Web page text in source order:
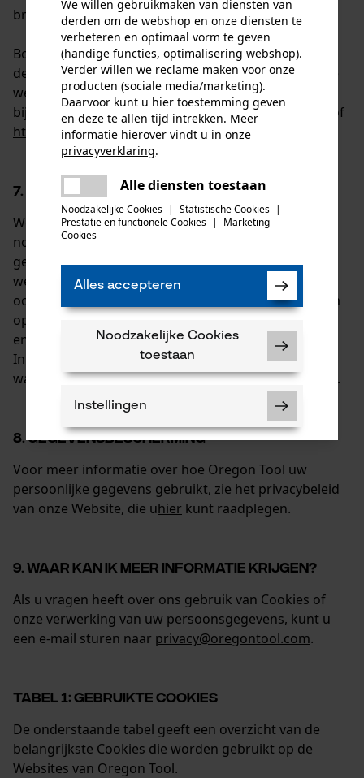
browser.
Bovendien geven de meeste advertentienetwerken u
de mogelijkheid om gerichte advertenties expliciet te
weigeren. Meer informatie hierover vindt u
bijvoorbeeld ophttp://www.aboutads.info/choices/
of
http://www.youronlinechoices.com.
7. UPDATES VAN DEZE COOKIEVERKLARING
We kunnen deze mededeling updaten om eventuele
noodzakelijke wijzigingen in de Cookies die we
gebruiken weer te geven of om andere operationele,
wettelijke of regelgevende redenen. Wij raden u dan
ook aan om deze mededeling regelmatig te lezen om
op de hoogte te blijven van ons gebruik van Cookies
en aanverwante technologieën.
In het begin van deze verklaring wordt aangegeven
wanneer deze verklaringvoor het laatst is bijgewerkt.
8. GEGEVENSBESCHERMING
Voor meer informatie over hoe Oregon Tool uw
persoonlijke gegevens gebruikt, zie het privacybeleid
van onze Website, die uhier kunt raadplegen.
9. WAAR KAN IK MEER INFORMATIE KRIJGEN?
Als u vragen heeft over ons gebruik van Cookies of
onze verwerking van uw persoonsgegevens, kunt u
een e-mail sturen naar privacy@oregontool.com.
TABEL 1: GEBRUIKTE COOKIES
De onderstaande tabel geeft een overzicht van de
belangrijkste Cookies die worden gebruikt op de
Websites van Oregon Tool.
We willen gebruikmaken van diensten van
derden om de webshop en onze diensten te
verbeteren en optimaal vorm te geven
(handige functies, optimalisering webshop).
Verder willen we reclame maken voor onze
producten (sociale media/marketing).
Daarvoor kunt u hier toestemming geven
en deze te allen tijd intrekken. Meer
informatie hierover vindt u in onze
privacyverklaring.
Alle diensten toestaan
Noodzakelijke Cookies | Statistische Cookies |
Prestatie en functionele Cookies |
Marketing
Cookies
Alles accepteren
Noodzakelijke Cookies
toestaan
Instellingen
Noodzakelijke Cookies
Session ID
gegevensverwerking opslaan
Econda Tag Manager
Statistische Cookies
Er is een fout opgetreden. Gelieve
het opnieuw te proberen.
delen
mail